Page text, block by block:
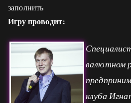
заполнить
Игру проводит:
валютном
клуба